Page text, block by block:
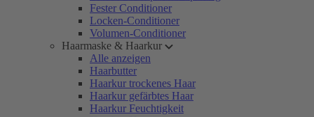
Fester Conditioner
Locken-Conditioner
Volumen-Conditioner
Haarmaske & Haarkur
Alle anzeigen
Haarbutter
Haarkur trockenes Haar
Haarkur gefärbtes Haar
Haarkur Feuchtigkeit